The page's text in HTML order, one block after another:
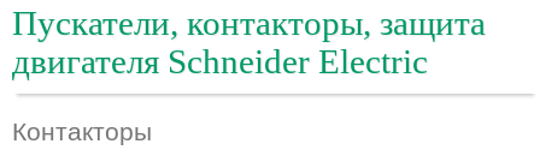
Пускатели, контакторы, защита
двигателя Schneider Electric
Контакторы